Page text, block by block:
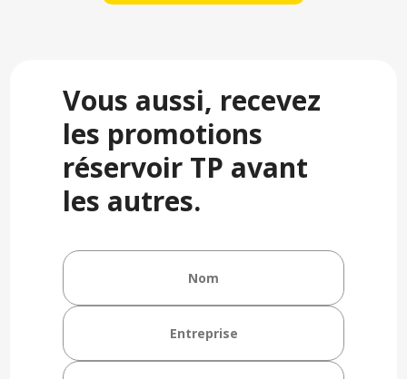
Vous aussi, recevez
les promotions
réservoir TP avant
les autres.